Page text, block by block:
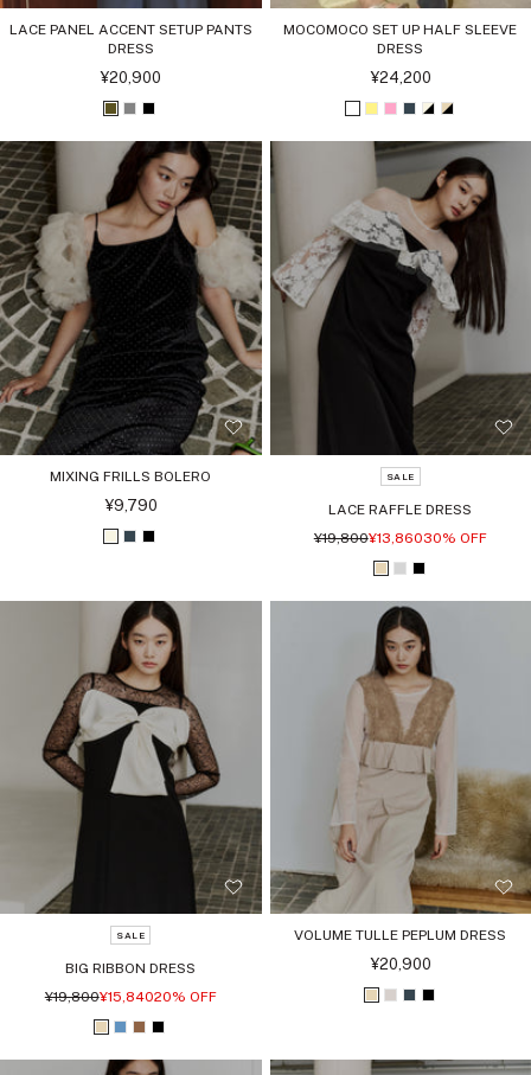
）
LACE PANEL ACCENT SETUP PANTS
DRESS
セ
ル
格
¥20,900
オ
リ
ー
ブ
グ
レ
ー
ブ
ラ
ッ
ク
MOCOMOCO SET UP HALF SLEEVE
DRESS
セ
ル
格
¥24,200
ホ
ワ
ト
イ
エ
ピ
ン
チ
ャ
ー
ル
ア
イ
ボ
リ
ー
ブ
ラ
ッ
ベ
ー
ジ
ュ
ブ
ラ
ッ
ク
MIXING FRILLS BOLERO
セ
ル
¥9,790
ア
ボ
リ
ー
チ
コ
ー
ル
ブ
ッ
ク
SALE
LACE RAFFLE DRESS
通
¥19,800セ
ル
価
¥13,86030% OFF
ベ
ー
ジ
ュ
ラ
イ
ト
グ
レ
ー
ブ
ラ
ッ
ク
SALE
BIG RIBBON DRESS
通
¥19,800セ
ル
価
¥15,84020% OFF
ベ
ー
ブ
ル
ブ
ラ
ブ
ラ
VOLUME TULLE PEPLUM DRESS
セ
ル
¥20,900
ベ
ジ
グ
ー
チ
コ
ブ
ッ